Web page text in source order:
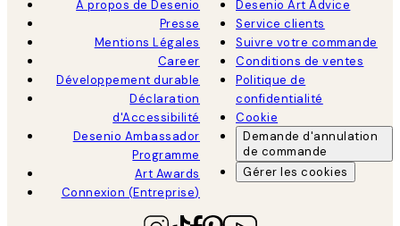
À propos de Desenio
Presse
Mentions Légales
Career
Développement durable
Déclaration
d'Accessibilité
Desenio Ambassador
Programme
Art Awards
Connexion (Entreprise)
Desenio Art Advice
Service clients
Suivre votre commande
Conditions de ventes
Politique de
confidentialité
Cookie
Demande d'annulation
de commande
Gérer les cookies